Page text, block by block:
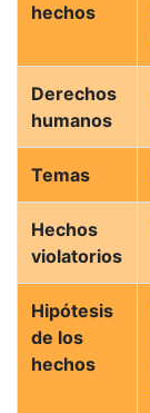
hechos
Derechos
humanos
Temas
Hechos
violatorios
Hipótesis
de los
hechos